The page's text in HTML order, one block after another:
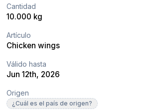
Cantidad
10.000 kg
Artículo
Chicken wings
Válido hasta
Jun 12th, 2026
Origen
¿Cuál es el país de origen?